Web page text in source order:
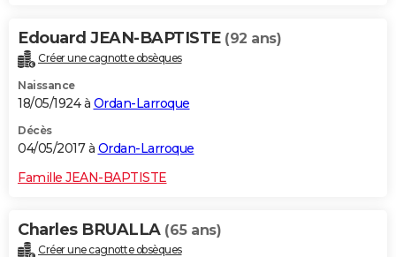
Edouard JEAN-BAPTISTE (92 ans)
Créer une cagnotte obsèques
Naissance
18/05/1924 à Ordan-Larroque
Décès
04/05/2017 à Ordan-Larroque
Famille JEAN-BAPTISTE
Charles BRUALLA (65 ans)
Créer une cagnotte obsèques